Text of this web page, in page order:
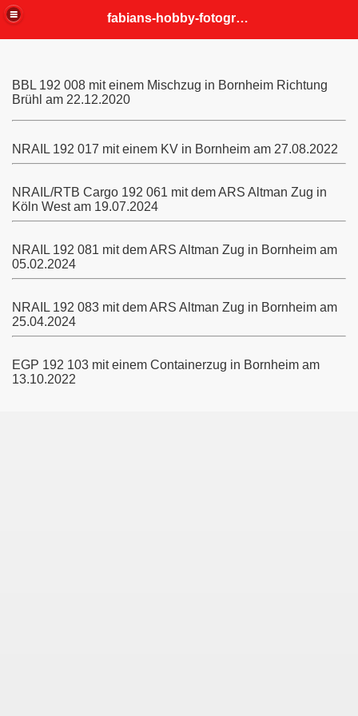
fabians-hobby-fotografien
BBL 192 008 mit einem Mischzug in Bornheim Richtung
Brühl am 22.12.2020
NRAIL 192 017 mit einem KV in Bornheim am 27.08.2022
NRAIL/RTB Cargo 192 061 mit dem ARS Altman Zug in
Köln West am 19.07.2024
NRAIL 192 081 mit dem ARS Altman Zug in Bornheim am
05.02.2024
NRAIL 192 083 mit dem ARS Altman Zug in Bornheim am
25.04.2024
EGP 192 103 mit einem Containerzug in Bornheim am
13.10.2022